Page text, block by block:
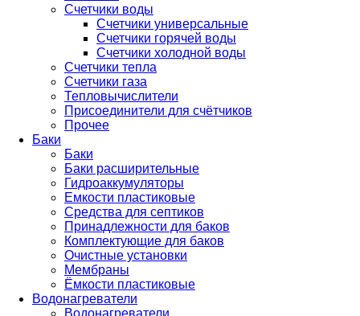
Счетчики воды
Счетчики универсальные
Счетчики горячей воды
Счетчики холодной воды
Счетчики тепла
Счетчики газа
Тепловычислители
Присоединители для счётчиков
Прочее
Баки
Баки
Баки расширительные
Гидроаккумуляторы
Емкости пластиковые
Средства для септиков
Принадлежности для баков
Комплектующие для баков
Очистные установки
Мембраны
Ёмкости пластиковые
Водонагреватели